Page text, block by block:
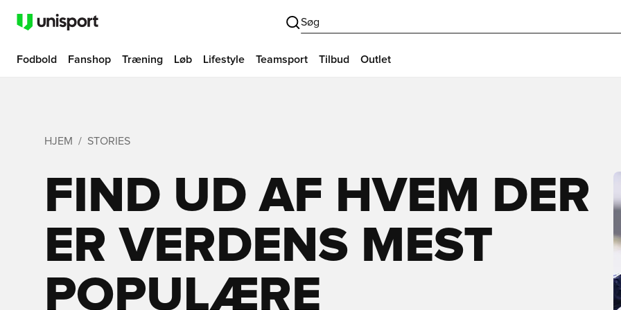
Søg
Fodbold Fanshop Træning Løb Lifestyle Teamsport Tilbud Outlet
HJEM STORIES
FIND UD AF HVEM DER
ER VERDENS MEST
POPULÆRE